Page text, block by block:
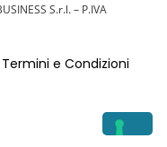
S.r.l. – P.IVA
Termini e Condizioni